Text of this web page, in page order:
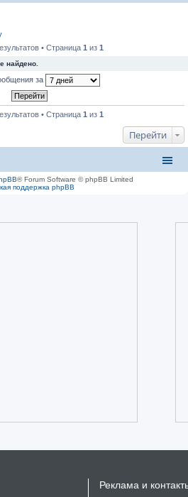
• Страница 1 из 1
найдено.
за
• Страница 1 из 1
Перейти
® Forum Software © phpBB Limited
поддержка phpBB
Реклама и